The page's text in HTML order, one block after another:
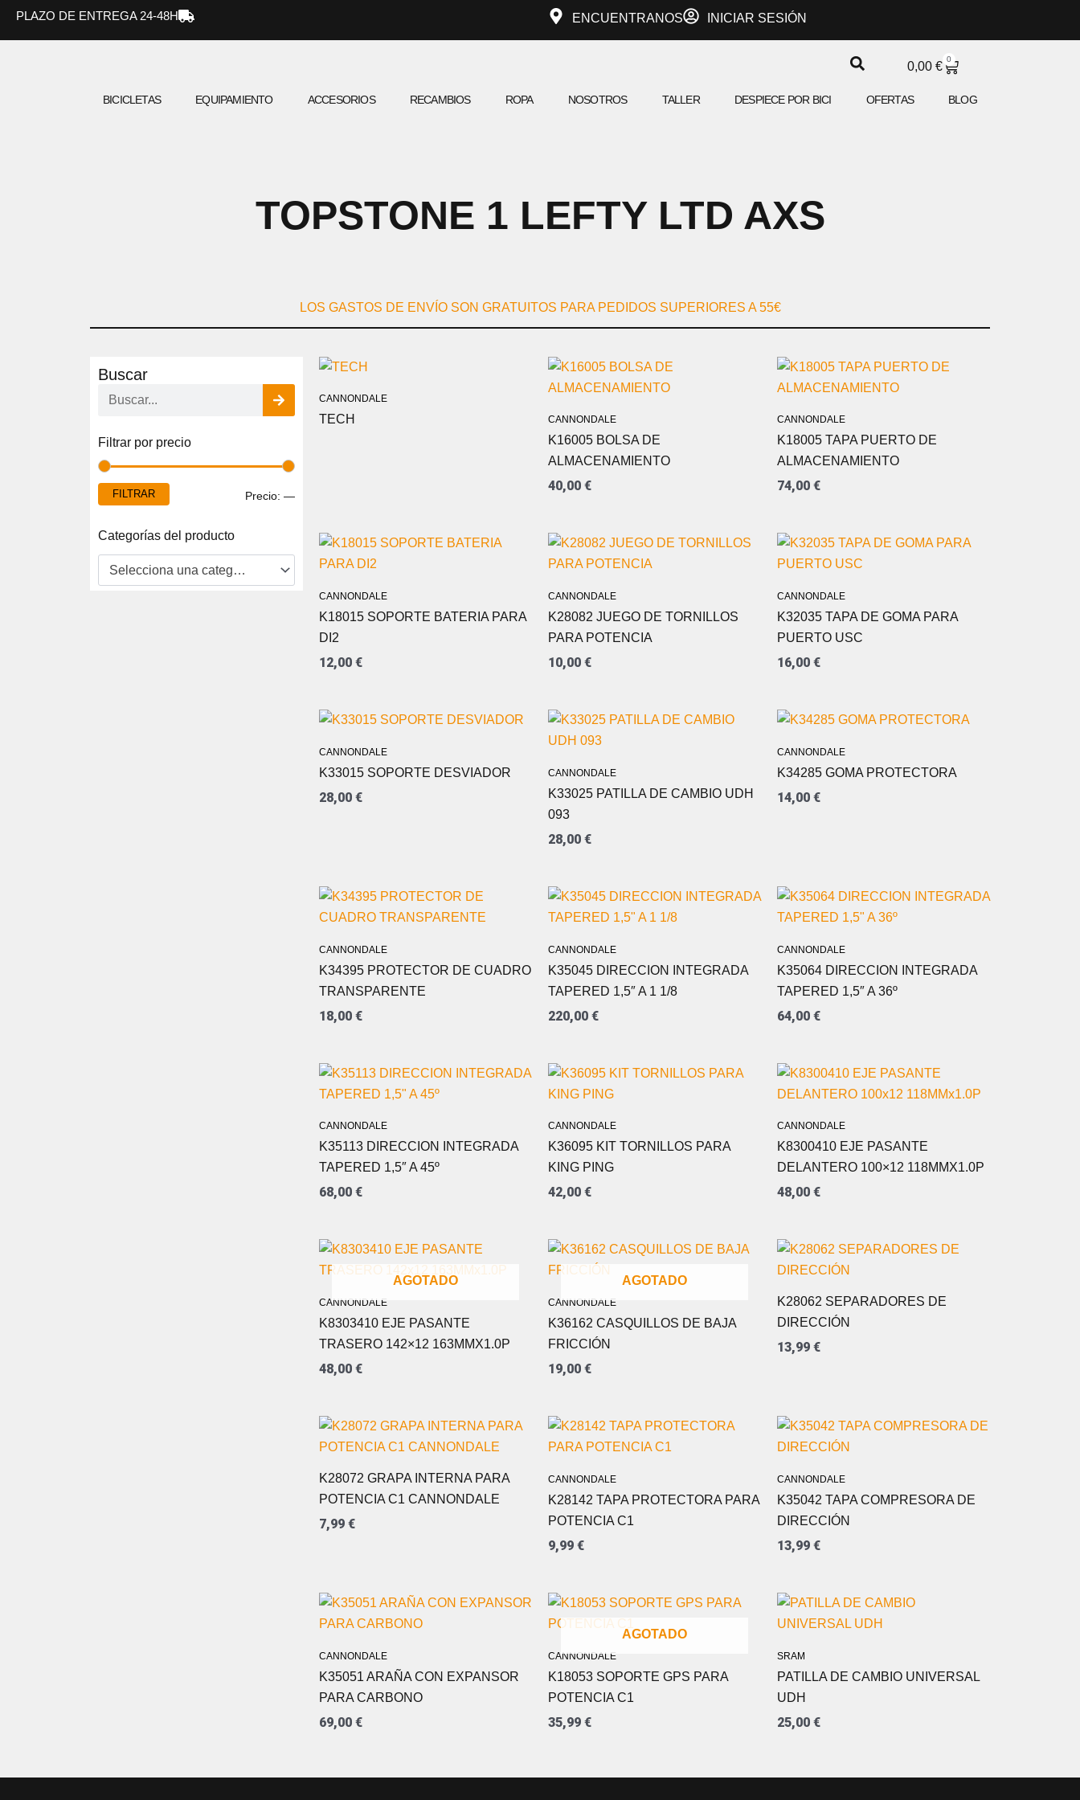
PLAZO DE ENTREGA 24-48H ENCUENTRANOS INICIAR SESIÓN
0,00 €
0
CARRITO
BICICLETAS EQUIPAMIENTO ACCESORIOS RECAMBIOS ROPA NOSOTROS TALLER DESPIECE POR BICI OFERTAS BLOG
TOPSTONE 1 LEFTY LTD AXS
LOS GASTOS DE ENVÍO SON GRATUITOS PARA PEDIDOS SUPERIORES A 55€
Buscar
Filtrar por precio
FILTRAR Precio: —
Categorías del producto
Selecciona una categoría
CANNONDALE
TECH CANNONDALE
K16005 BOLSA DE
ALMACENAMIENTO
40,00 €
CANNONDALE
K18005 TAPA PUERTO DE
ALMACENAMIENTO
74,00 €
CANNONDALE
K18015 SOPORTE BATERIA PARA
DI2
12,00 €
CANNONDALE
K28082 JUEGO DE TORNILLOS
PARA POTENCIA
10,00 €
CANNONDALE
K32035 TAPA DE GOMA PARA
PUERTO USC
16,00 €
CANNONDALE
K33015 SOPORTE DESVIADOR
28,00 €
CANNONDALE
K33025 PATILLA DE CAMBIO UDH
093
28,00 €
CANNONDALE
K34285 GOMA PROTECTORA
14,00 €
CANNONDALE
K34395 PROTECTOR DE CUADRO
TRANSPARENTE
18,00 €
CANNONDALE
K35045 DIRECCION INTEGRADA
TAPERED 1,5″ A 1 1/8
220,00 €
CANNONDALE
K35064 DIRECCION INTEGRADA
TAPERED 1,5″ A 36º
64,00 €
CANNONDALE
K35113 DIRECCION INTEGRADA
TAPERED 1,5″ A 45º
68,00 €
CANNONDALE
K36095 KIT TORNILLOS PARA
KING PING
42,00 €
CANNONDALE
K8300410 EJE PASANTE
DELANTERO 100×12 118MMX1.0P
48,00 €
AGOTADO
CANNONDALE
K8303410 EJE PASANTE
TRASERO 142×12 163MMX1.0P
48,00 €
AGOTADO
CANNONDALE
K36162 CASQUILLOS DE BAJA
FRICCIÓN
19,00 €
K28062 SEPARADORES DE
DIRECCIÓN
13,99 €
K28072 GRAPA INTERNA PARA
POTENCIA C1 CANNONDALE
7,99 €
CANNONDALE
K28142 TAPA PROTECTORA PARA
POTENCIA C1
9,99 €
CANNONDALE
K35042 TAPA COMPRESORA DE
DIRECCIÓN
13,99 €
CANNONDALE
K35051 ARAÑA CON EXPANSOR
PARA CARBONO
69,00 €
AGOTADO
CANNONDALE
K18053 SOPORTE GPS PARA
POTENCIA C1
35,99 €
SRAM
PATILLA DE CAMBIO UNIVERSAL
UDH
25,00 €